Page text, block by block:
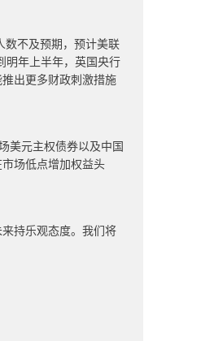
数不及预期，预计美联
明年上半年，英国央行
出更多财政刺激措施
美元主权债券以及中国
场低点增加权益头
持乐观态度。我们将